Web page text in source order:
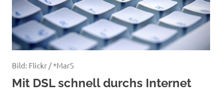
Bild: Flickr / *MarS
Mit DSL schnell durchs Internet